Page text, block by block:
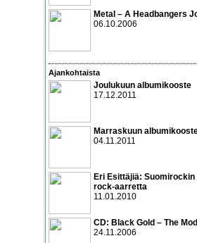
Metal – A Headbangers
06.10.2006
Ajankohtaista
Joulukuun albumikooste
17.12.2011
Marraskuun
04.11.2011
Eri Esittäjiä:
rock-aarretta
11.01.2010
CD: Black Gold – The
24.11.2006